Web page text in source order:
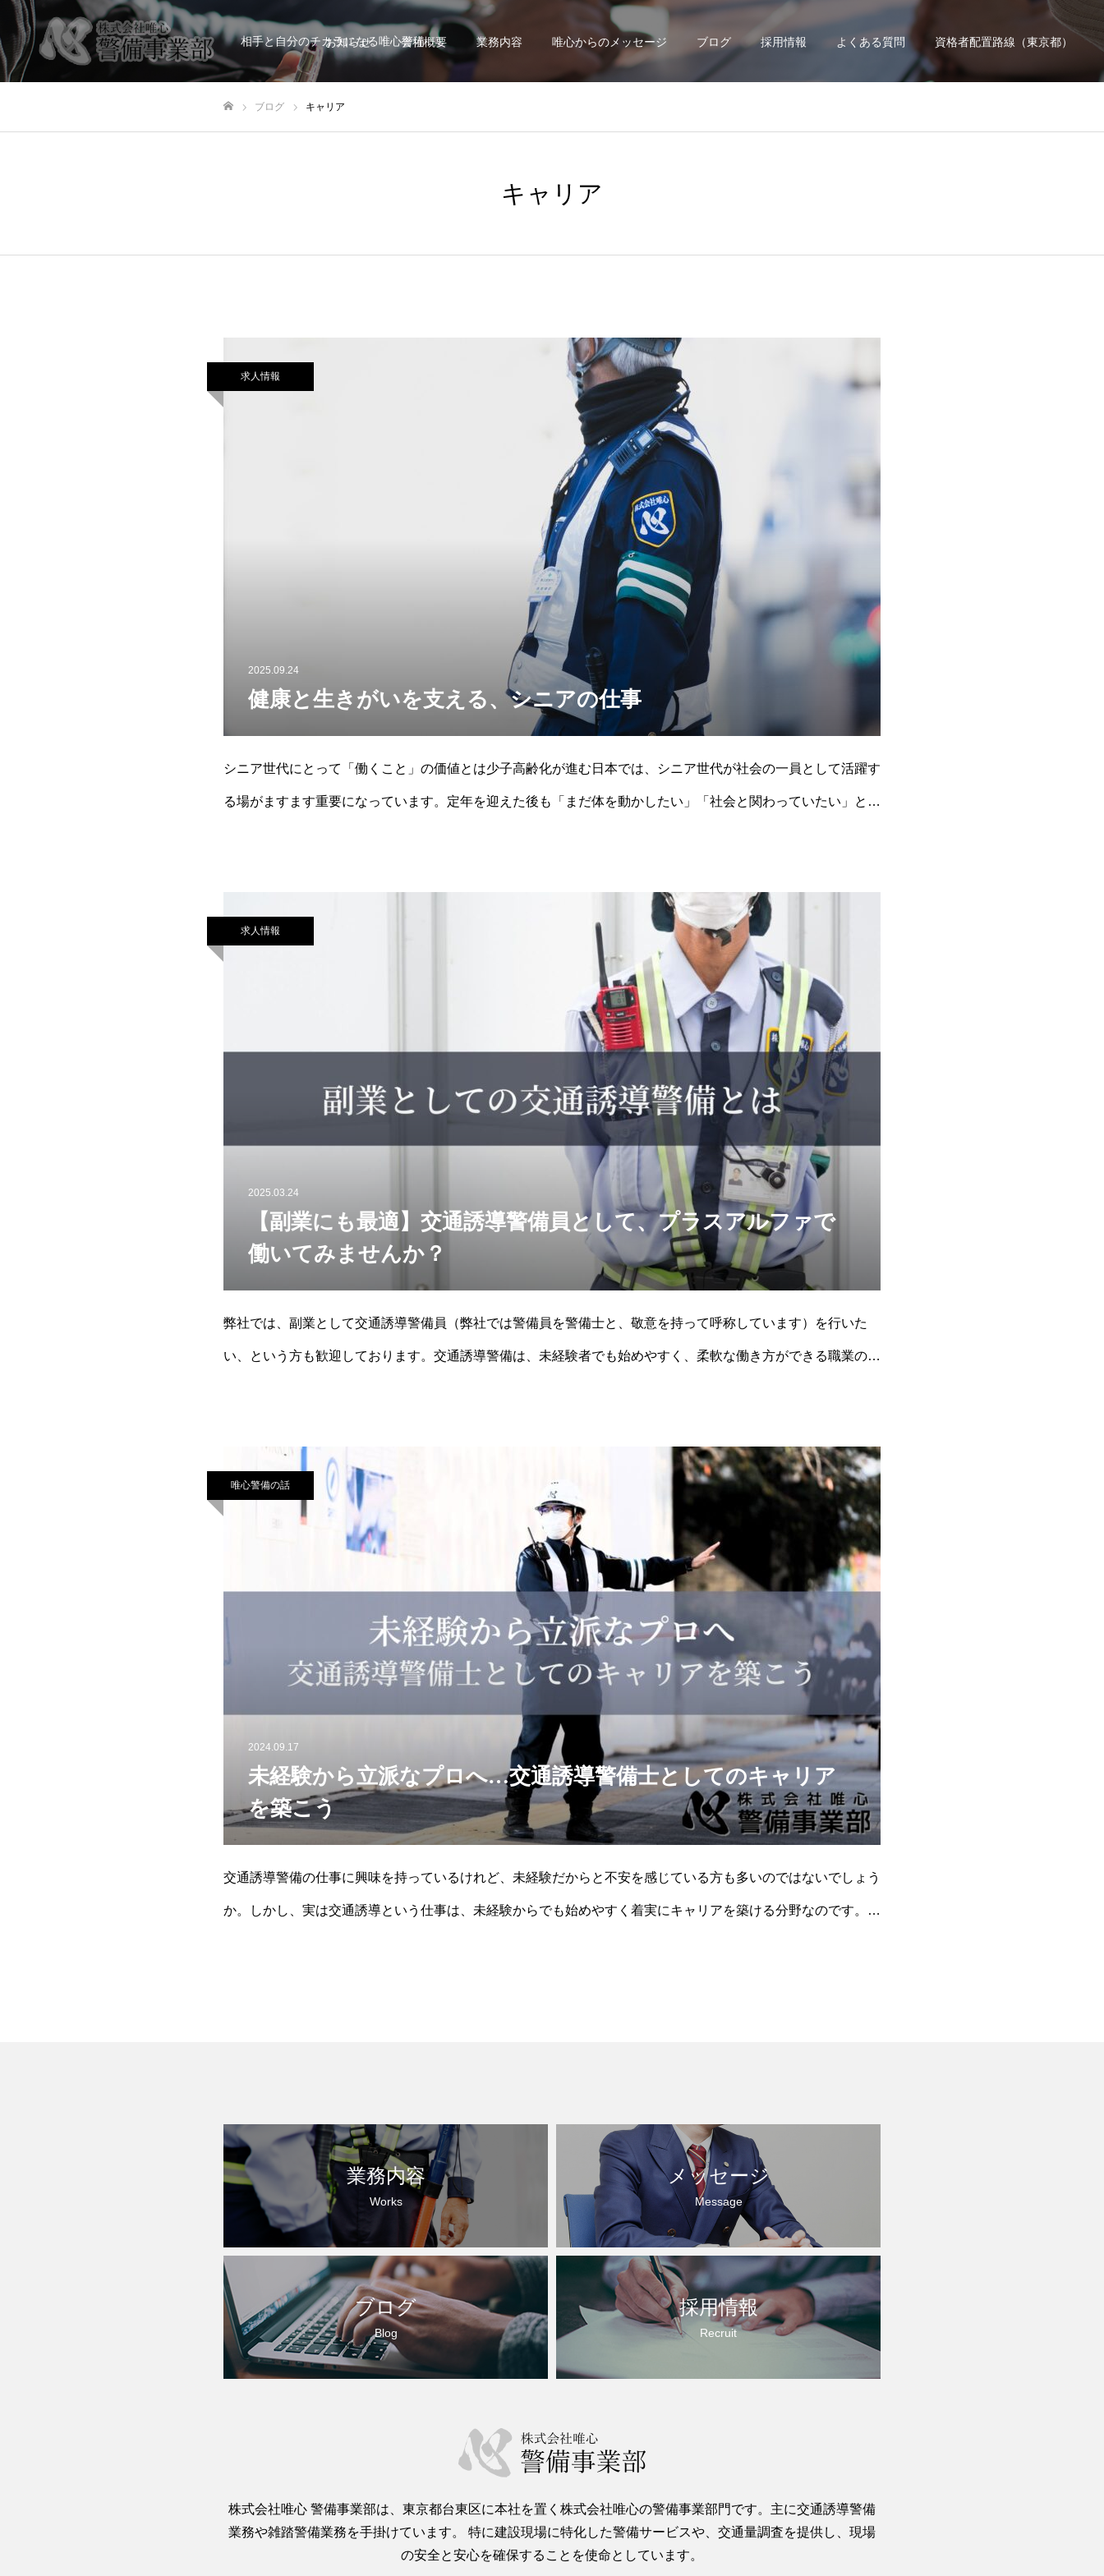
相手と自分のチカラになる唯心警備
お知らせ 会社概要 業務内容 唯心からのメッセージ ブログ 採用情報 よくある質問 資格者配置路線（東京都）
ブログ キャリア
キャリア
求人情報
2025.09.24
健康と生きがいを支える、シニアの仕事
シニア世代にとって「働くこと」の価値とは少子高齢化が進む日本では、シニア世代が社会の一員として活躍す
る場がますます重要になっています。定年を迎えた後も「まだ体を動かしたい」「社会と関わっていたい」と感
求人情報
2025.03.24
【副業にも最適】交通誘導警備員として、プラスアルファで
働いてみませんか？
弊社では、副業として交通誘導警備員（弊社では警備員を警備士と、敬意を持って呼称しています）を行いた
い、という方も歓迎しております。交通誘導警備は、未経験者でも始めやすく、柔軟な働き方ができる職業の一
唯心警備の話
2024.09.17
未経験から立派なプロへ…交通誘導警備士としてのキャリア
を築こう
交通誘導警備の仕事に興味を持っているけれど、未経験だからと不安を感じている方も多いのではないでしょう
か。しかし、実は交通誘導という仕事は、未経験からでも始めやすく着実にキャリアを築ける分野なのです。こ
業務内容
Works
メッセージ
Message
ブログ
Blog
採用情報
Recruit
株式会社唯心 警備事業部は、東京都台東区に本社を置く株式会社唯心の警備事業部門です。主に交通誘導警備
業務や雑踏警備業務を手掛けています。 特に建設現場に特化した警備サービスや、交通量調査を提供し、現場
の安全と安心を確保することを使命としています。